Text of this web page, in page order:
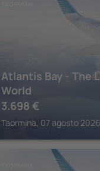
Atlantis Bay - The
World
3.698 €
Taormina, 07 agosto